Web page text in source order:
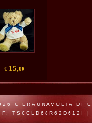
€ 15,00
C'ERAUNAVOLTA
TSCCLD68R62D612I